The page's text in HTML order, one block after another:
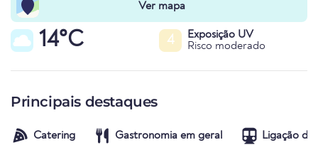
Ver mapa
14°C 4
Exposição UV
Risco moderado
Principais destaques
Catering Gastronomia em geral Ligação de